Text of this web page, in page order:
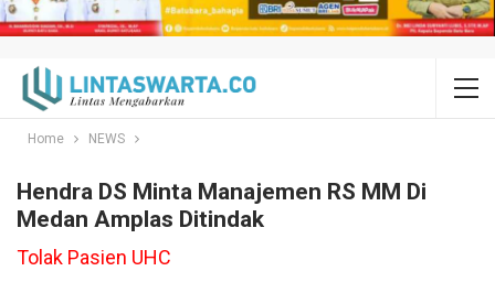
Home NEWS
Hendra DS Minta Manajemen RS MM Di
Medan Amplas Ditindak
Tolak Pasien UHC